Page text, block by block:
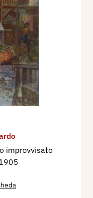
improvvisato